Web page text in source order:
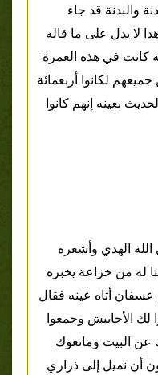
والبدنة قد جاء
لا يدل على ما قاله
كانت في هذه العمرة
لكانوا أربعمائة
بعينه إنهم كانوا
الله الهدي وأشعره
له من خزاعة يخبره
أتاه عينه فقال
الأحابيش وجمعوا
البيت ومانعوك
أن نميل إلى ذراري